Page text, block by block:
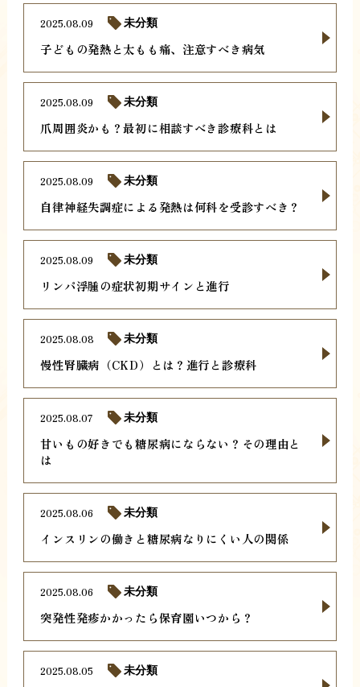
子どもの発熱と太もも痛、注意すべき病気
2025.08.09 未分類
爪周囲炎かも？最初に相談すべき診療科とは
2025.08.09 未分類
自律神経失調症による発熱は何科を受診すべき？
2025.08.09 未分類
リンパ浮腫の症状初期サインと進行
2025.08.09 未分類
慢性腎臓病（CKD）とは？進行と診療科
2025.08.08 未分類
甘いもの好きでも糖尿病にならない？その理由と
は
2025.08.07 未分類
インスリンの働きと糖尿病なりにくい人の関係
2025.08.06 未分類
突発性発疹かかったら保育園いつから？
2025.08.06 未分類
2025.08.05 未分類